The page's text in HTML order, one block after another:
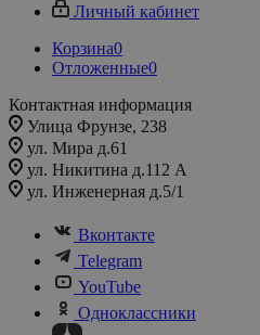
Личный кабинет
Корзина0
Отложенные0
Контактная информация
Улица Фрунзе, 238​
ул. Мира д.61
ул. Никитина д.112 А
ул. Инженерная д.5/1
Вконтакте
Telegram
YouTube
Одноклассники